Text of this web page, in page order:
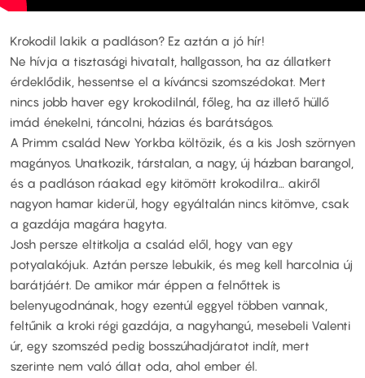
Krokodil lakik a padláson? Ez aztán a jó hír!
Ne hívja a tisztasági hivatalt, hallgasson, ha az állatkert
érdeklődik, hessentse el a kíváncsi szomszédokat. Mert
nincs jobb haver egy krokodilnál, főleg, ha az illető hüllő
imád énekelni, táncolni, házias és barátságos.
A Primm család New Yorkba költözik, és a kis Josh szörnyen
magányos. Unatkozik, társtalan, a nagy, új házban barangol,
és a padláson ráakad egy kitömött krokodilra… akiről
nagyon hamar kiderül, hogy egyáltalán nincs kitömve, csak
a gazdája magára hagyta.
Josh persze eltitkolja a család elől, hogy van egy
potyalakójuk. Aztán persze lebukik, és meg kell harcolnia új
barátjáért. De amikor már éppen a felnőttek is
belenyugodnának, hogy ezentúl eggyel többen vannak,
feltűnik a kroki régi gazdája, a nagyhangú, mesebeli Valenti
úr, egy szomszéd pedig bosszúhadjáratot indít, mert
szerinte nem való állat oda, ahol ember él.